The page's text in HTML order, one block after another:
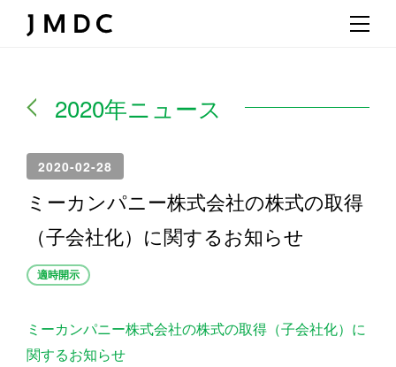
2020年ニュース
2020-02-28
ミーカンパニー株式会社の株式の取得
（子会社化）に関するお知らせ
適時開示
ミーカンパニー株式会社の株式の取得（子会社化）に
関するお知らせ